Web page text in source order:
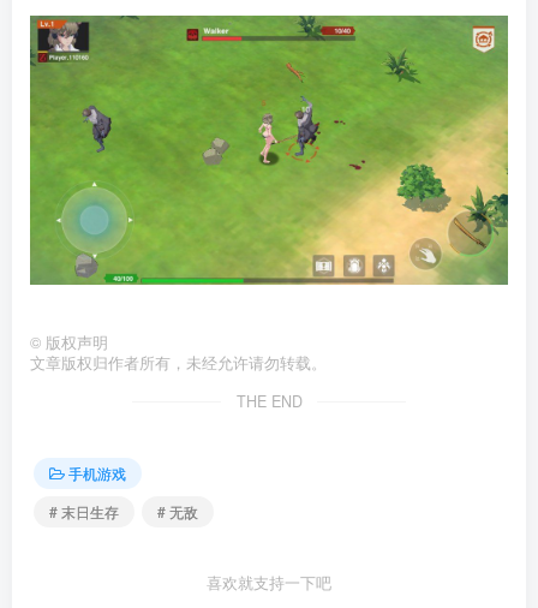
© 版权声明
文章版权归作者所有，未经允许请勿转载。
THE END
手机游戏
# 末日生存
# 无敌
喜欢就支持一下吧